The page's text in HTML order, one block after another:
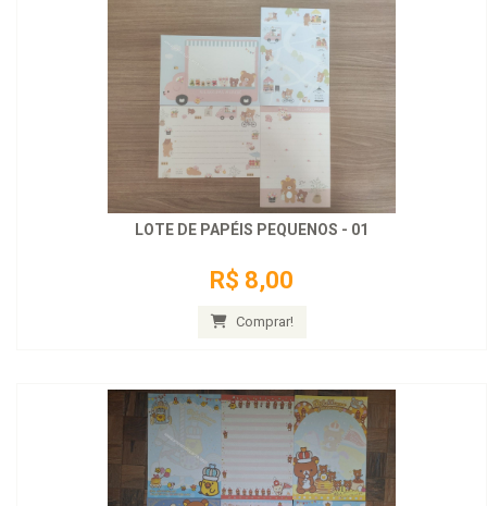
LOTE DE PAPÉIS PEQUENOS - 01
R$ 8,00
Comprar!